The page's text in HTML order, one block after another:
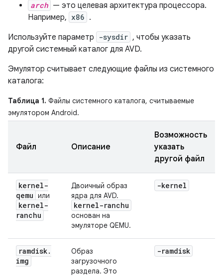
arch — это целевая архитектура процессора.
Например, x86 .
Используйте параметр
-sysdir , чтобы указать
другой системный каталог для AVD.
Эмулятор считывает следующие файлы из системного
каталога:
Таблица 1. Файлы системного каталога, считываемые
эмулятором Android.
Файл Описание
Возможность
указать
другой файл
kernel-
qemu или
kernel-
ranchu
Двоичный образ
ядра для AVD.
kernel-ranchu
основан на
эмуляторе QEMU.
-kernel
ramdisk.
img
Образ
загрузочного
раздела. Это
-ramdisk